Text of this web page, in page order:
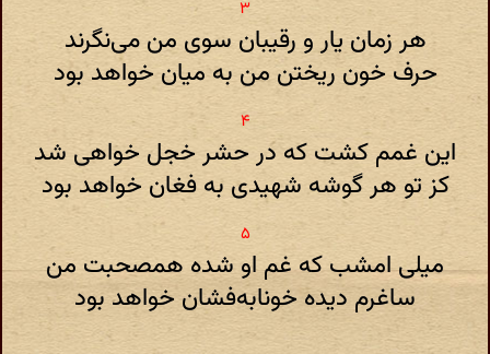
هر زمان یار و رقیبان سوی من می‌نگرند
حرف خون ریختن من به میان خواهد بود
این غمم کشت که در حشر خجل خواهی شد
کز تو هر گوشه شهیدی به فغان خواهد بود
میلی امشب که غم او شده همصحبت من
ساغرم دیده خونابه‌فشان خواهد بود